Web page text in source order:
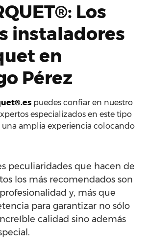
Los
instaladores
en
Pérez
puedes confiar en nuestro
especializados en este tipo
una amplia experiencia colocando
peculiaridades que hacen de
los más recomendados son
y, más que
para garantizar no sólo
calidad sino además